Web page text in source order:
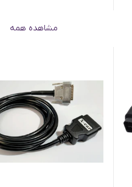
مشاهده همه